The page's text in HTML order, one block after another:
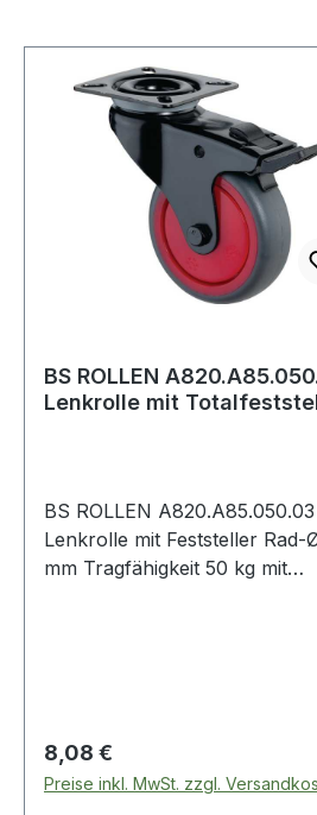
BS ROLLEN
Lenkrolle mit
BS ROLLEN A820.A85.050.03
Lenkrolle mit Feststeller Rad-Ø 50
mm Tragfähigkeit 50 kg mit
Gummirad grau · Radkörper
Kunststoff rot · sehr hoher
Rollwiderstand · hohe
Regulärer Preis:
8,08 €
Preise inkl. MwSt. zzgl.